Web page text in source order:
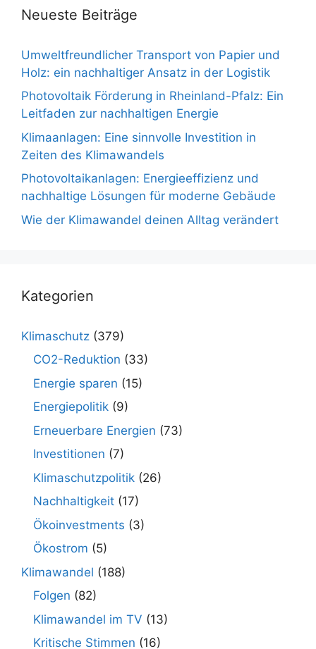
Neueste Beiträge
Umweltfreundlicher Transport von Papier und
Holz: ein nachhaltiger Ansatz in der Logistik
Photovoltaik Förderung in Rheinland-Pfalz: Ein
Leitfaden zur nachhaltigen Energie
Klimaanlagen: Eine sinnvolle Investition in
Zeiten des Klimawandels
Photovoltaikanlagen: Energieeffizienz und
nachhaltige Lösungen für moderne Gebäude
Wie der Klimawandel deinen Alltag verändert
Kategorien
Klimaschutz (379)
CO2-Reduktion (33)
Energie sparen (15)
Energiepolitik (9)
Erneuerbare Energien (73)
Investitionen (7)
Klimaschutzpolitik (26)
Nachhaltigkeit (17)
Ökoinvestments (3)
Ökostrom (5)
Klimawandel (188)
Folgen (82)
Klimawandel im TV (13)
Kritische Stimmen (16)